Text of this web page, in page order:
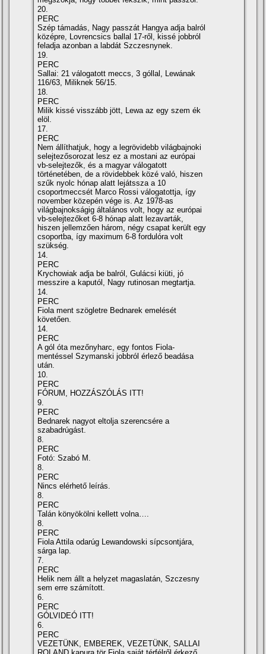
20.
PERC
Szép támadás, Nagy passzát Hangya adja balról
középre, Lovrencsics ballal 17-ről, kissé jobbról
feladja azonban a labdát Szczesnynek.
19.
PERC
Sallai: 21 válogatott meccs, 3 góllal, Lewának
116/63, Miliknek 56/15.
18.
PERC
Milik kissé visszább jött, Lewa az egy szem ék
elöl.
17.
PERC
Nem állíthatjuk, hogy a legrövidebb világbajnoki
selejtezősorozat lesz ez a mostani az európai
vb-selejtezők, és a magyar válogatott
történetében, de a rövidebbek közé való, hiszen
szűk nyolc hónap alatt lejátssza a 10
csoportmeccsét Marco Rossi válogatottja, így
november közepén vége is. Az 1978-as
világbajnokságig általános volt, hogy az európai
vb-selejtezőket 6-8 hónap alatt lezavarták,
hiszen jellemzően három, négy csapat került egy
csoportba, így maximum 6-8 fordulóra volt
szükség.
14.
PERC
Krychowiak adja be balról, Gulácsi kiüti, jó
messzire a kaputól, Nagy rutinosan megtartja.
14.
PERC
Fiola ment szögletre Bednarek emelését
követően.
14.
PERC
A gól óta mezőnyharc, egy fontos Fiola-
mentéssel Szymanski jobbról érlező beadása
után.
10.
PERC
FÓRUM, HOZZÁSZÓLÁS ITT!
9.
PERC
Bednarek nagyot eltolja szerencsére a
szabadrúgást.
8.
PERC
Fotó: Szabó M.
8.
PERC
Nincs elérhető leírás.
8.
PERC
Talán könyökölni kellett volna….
8.
PERC
Fiola Attila odarúg Lewandowski sípcsontjára,
sárga lap.
7.
PERC
Helik nem állt a helyzet magaslatán, Szczesny
sem erre számított.
6.
PERC
GÓLVIDEÓ ITT!
6.
PERC
VEZETÜNK, EMBEREK, VEZETÜNK, SALLAI